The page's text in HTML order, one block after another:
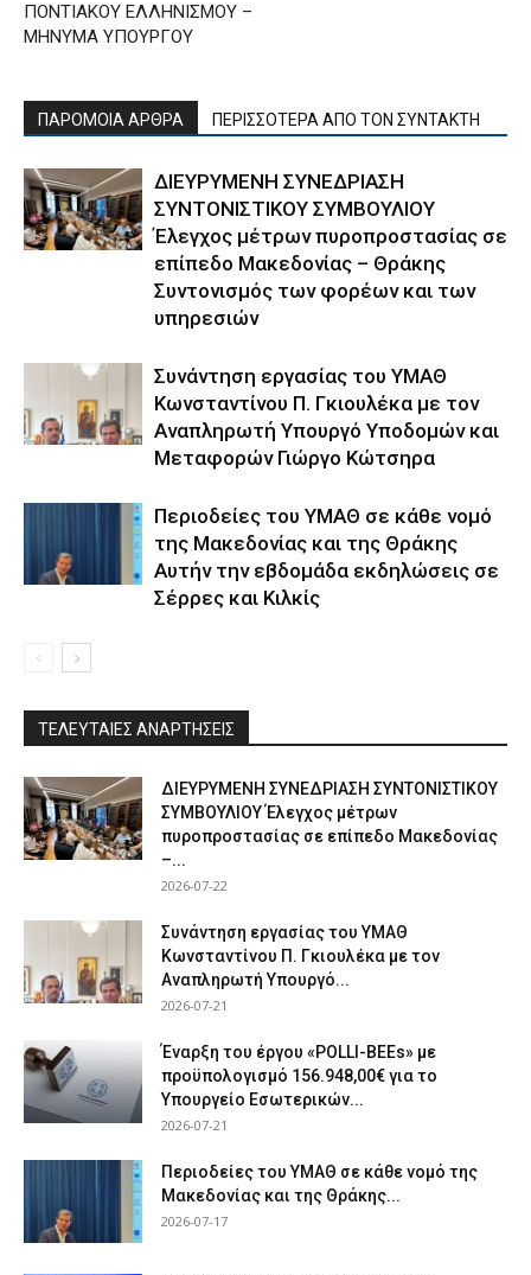
ΠΟΝΤΙΑΚΟΥ ΕΛΛΗΝΙΣΜΟΥ –
ΜΗΝΥΜΑ ΥΠΟΥΡΓΟΥ
ΠΑΡΟΜΟΙΑ ΑΡΘΡΑ ΠΕΡΙΣΣΟΤΕΡΑ ΑΠΟ ΤΟΝ ΣΥΝΤΑΚΤΗ
ΔΙΕΥΡΥΜΕΝΗ ΣΥΝΕΔΡΙΑΣΗ
ΣΥΝΤΟΝΙΣΤΙΚΟΥ ΣΥΜΒΟΥΛΙΟΥ
Έλεγχος μέτρων πυροπροστασίας σε
επίπεδο Μακεδονίας – Θράκης
Συντονισμός των φορέων και των
υπηρεσιών
Συνάντηση εργασίας του ΥΜΑΘ
Κωνσταντίνου Π. Γκιουλέκα με τον
Αναπληρωτή Υπουργό Υποδομών και
Μεταφορών Γιώργο Κώτσηρα
Περιοδείες του ΥΜΑΘ σε κάθε νομό
της Μακεδονίας και της Θράκης
Αυτήν την εβδομάδα εκδηλώσεις σε
Σέρρες και Κιλκίς
ΤΕΛΕΥΤΑΙΕΣ ΑΝΑΡΤΗΣΕΙΣ
ΔΙΕΥΡΥΜΕΝΗ ΣΥΝΕΔΡΙΑΣΗ ΣΥΝΤΟΝΙΣΤΙΚΟΥ
ΣΥΜΒΟΥΛΙΟΥ Έλεγχος μέτρων
πυροπροστασίας σε επίπεδο Μακεδονίας
–...
2026-07-22
Συνάντηση εργασίας του ΥΜΑΘ
Κωνσταντίνου Π. Γκιουλέκα με τον
Αναπληρωτή Υπουργό...
2026-07-21
Έναρξη του έργου «POLLI-BEEs» με
προϋπολογισμό 156.948,00€ για το
Υπουργείο Εσωτερικών...
2026-07-21
Περιοδείες του ΥΜΑΘ σε κάθε νομό της
Μακεδονίας και της Θράκης...
2026-07-17